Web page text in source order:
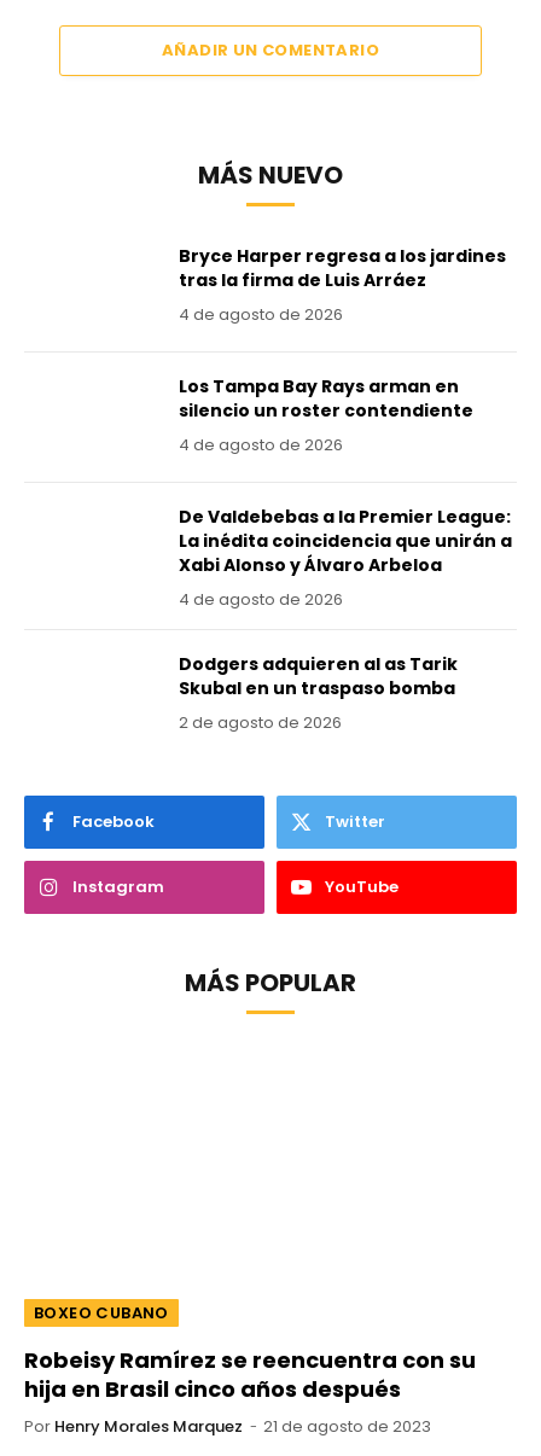
AÑADIR UN COMENTARIO
MÁS NUEVO
Bryce Harper regresa a los jardines
tras la firma de Luis Arráez
4 de agosto de 2026
Los Tampa Bay Rays arman en
silencio un roster contendiente
4 de agosto de 2026
De Valdebebas a la Premier League:
La inédita coincidencia que unirán a
Xabi Alonso y Álvaro Arbeloa
4 de agosto de 2026
Dodgers adquieren al as Tarik
Skubal en un traspaso bomba
2 de agosto de 2026
Facebook Twitter
Instagram YouTube
MÁS POPULAR
BOXEO CUBANO
Robeisy Ramírez se reencuentra con su
hija en Brasil cinco años después
Por Henry Morales Marquez 21 de agosto de 2023